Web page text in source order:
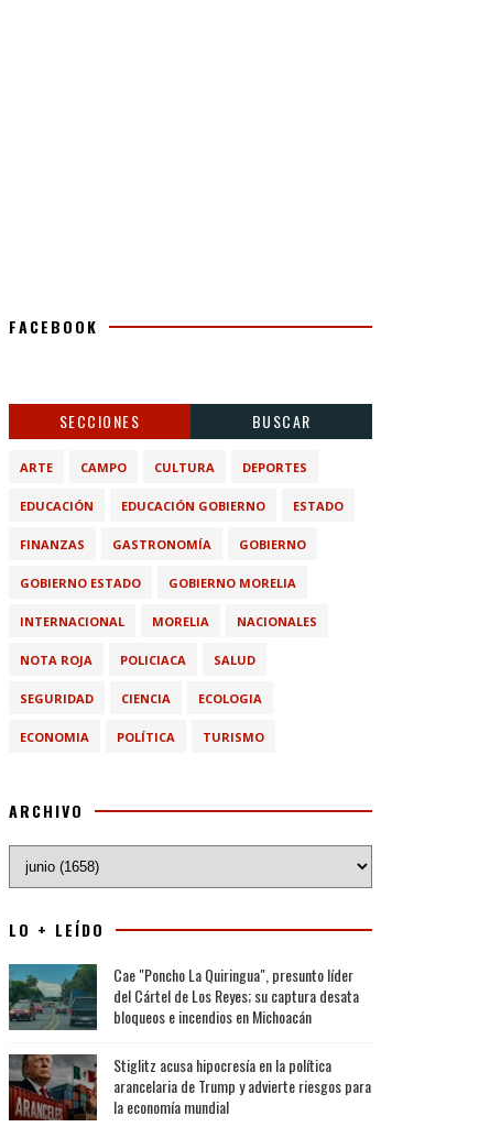
FACEBOOK
SECCIONES BUSCAR
ARTE CAMPO CULTURA DEPORTES
EDUCACIÓN EDUCACIÓN GOBIERNO ESTADO
FINANZAS GASTRONOMÍA GOBIERNO
GOBIERNO ESTADO GOBIERNO MORELIA
INTERNACIONAL MORELIA NACIONALES
NOTA ROJA POLICIACA SALUD
SEGURIDAD CIENCIA ECOLOGIA
ECONOMIA POLÍTICA TURISMO
ARCHIVO
LO + LEÍDO
Cae "Poncho La Quiringua", presunto líder
del Cártel de Los Reyes; su captura desata
bloqueos e incendios en Michoacán
Stiglitz acusa hipocresía en la política
arancelaria de Trump y advierte riesgos para
la economía mundial